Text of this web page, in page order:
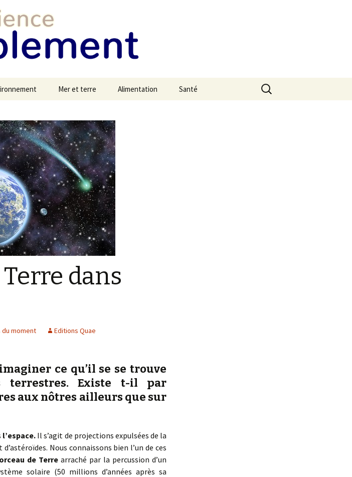
Mer et terre Alimentation Santé Rechercher :
dans
moment Editions Quae
ce qu’il se se trouve
terrestres. Existe t-il par
aux nôtres ailleurs que sur
l’espace. Il s’agit de projections expulsées de la
Nous connaissons bien l’un de ces
de Terre arraché par la percussion d’un
solaire (50 millions d’années après sa